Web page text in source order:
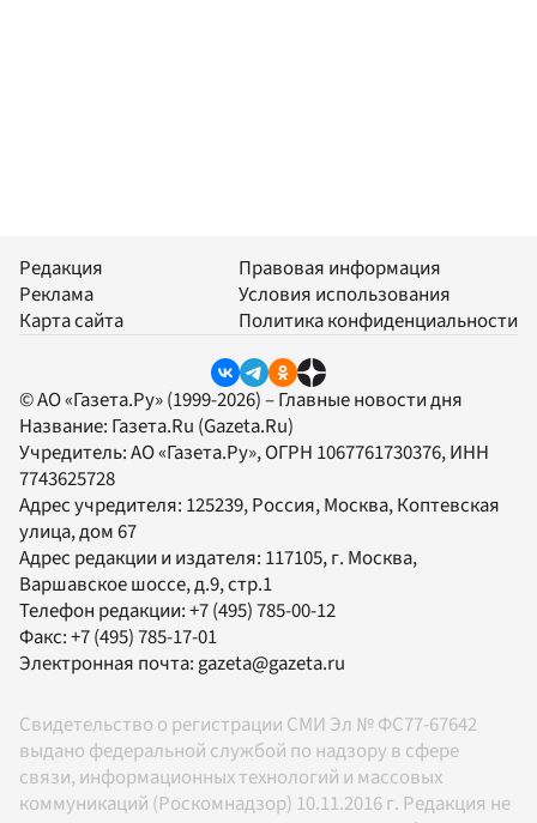
Редакция
Реклама
Карта сайта
Правовая информация
Условия использования
Политика конфиденциальности
© АО «Газета.Ру» (1999-2026) – Главные новости дня
Название: Газета.Ru (Gazeta.Ru)
Учредитель:АО «Газета.Ру», ОГРН 1067761730376, ИНН
7743625728
Адрес учредителя: 125239, Россия, Москва, Коптевская
улица, дом 67
Адрес редакции и издателя: 117105, г. Москва,
Варшавское шоссе, д.9, стр.1
Телефон редакции:+7 (495) 785-00-12
Факс:+7 (495) 785-17-01
Электронная почта:gazeta@gazeta.ru
Свидетельство о регистрации СМИ Эл № ФС77-67642
выдано федеральной службой по надзору в сфере
связи, информационных технологий и массовых
коммуникаций (Роскомнадзор) 10.11.2016 г. Редакция не